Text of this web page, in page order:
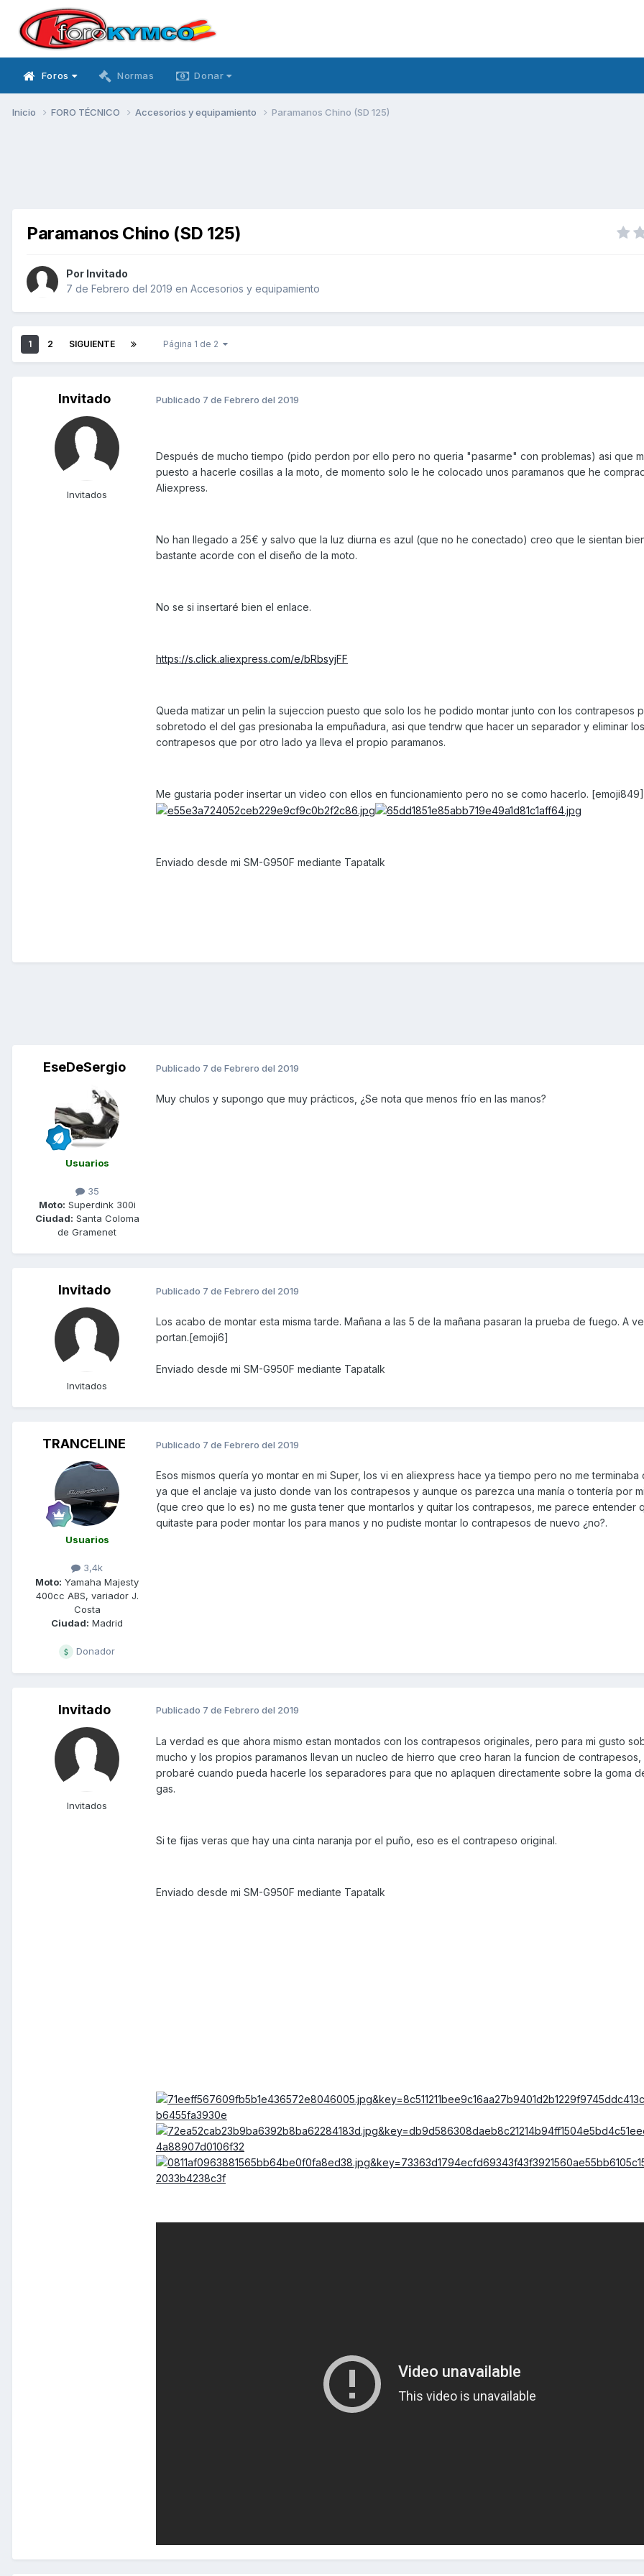
Foros Normas Donar
Inicio FORO TÉCNICO Accesorios y equipamiento Paramanos Chino (SD 125)
Paramanos Chino (SD 125)
Por Invitado
7 de Febrero del 2019 en Accesorios y equipamiento
1 2 SIGUIENTE Página 1 de 2
Invitado
Invitados
Publicado 7 de Febrero del 2019
Después de mucho tiempo (pido perdon por ello pero no queria "pasarme" con problemas) asi que
puesto a hacerle cosillas a la moto, de momento solo le he colocado unos paramanos que he
Aliexpress.
No han llegado a 25€ y salvo que la luz diurna es azul (que no he conectado) creo que le sientan
bastante acorde con el diseño de la moto.
No se si insertaré bien el enlace.
https://s.click.aliexpress.com/e/bRbsyjFF
Queda matizar un pelin la sujeccion puesto que solo los he podido montar junto con los contrapesos
sobretodo el del gas presionaba la empuñadura, asi que tendrw que hacer un separador y eliminar los
contrapesos que por otro lado ya lleva el propio paramanos.
Me gustaria poder insertar un video con ellos en funcionamiento pero no se como hacerlo. [emoji849]
Enviado desde mi SM-G950F mediante Tapatalk
EseDeSergio
Usuarios
35
Moto: Superdink 300i
Ciudad: Santa Coloma
de Gramenet
Publicado 7 de Febrero del 2019
Muy chulos y supongo que muy prácticos, ¿Se nota que menos frío en las manos?
Invitado
Invitados
Publicado 7 de Febrero del 2019
Los acabo de montar esta misma tarde. Mañana a las 5 de la mañana pasaran la prueba de fuego. A
portan.[emoji6]
Enviado desde mi SM-G950F mediante Tapatalk
TRANCELINE
Usuarios
3,4k
Moto: Yamaha Majesty
400cc ABS, variador J.
Costa
Ciudad: Madrid
Donador
Publicado 7 de Febrero del 2019
Esos mismos quería yo montar en mi Super, los vi en aliexpress hace ya tiempo pero no me terminaba
ya que el anclaje va justo donde van los contrapesos y aunque os parezca una manía o tontería por
(que creo que lo es) no me gusta tener que montarlos y quitar los contrapesos, me parece entender
quitaste para poder montar los para manos y no pudiste montar lo contrapesos de nuevo ¿no?.
Invitado
Invitados
Publicado 7 de Febrero del 2019
La verdad es que ahora mismo estan montados con los contrapesos originales, pero para mi gusto
mucho y los propios paramanos llevan un nucleo de hierro que creo haran la funcion de
probaré cuando pueda hacerle los separadores para que no aplaquen directamente sobre la goma
gas.
Si te fijas veras que hay una cinta naranja por el puño, eso es el contrapeso original.
Enviado desde mi SM-G950F mediante Tapatalk